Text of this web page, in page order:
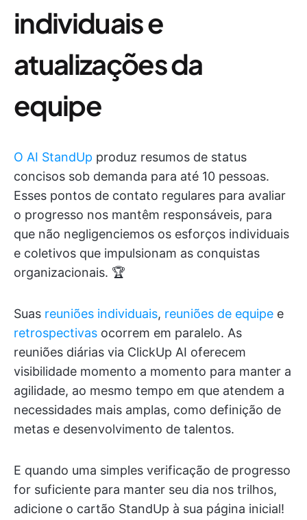
individuais e
atualizações da
equipe
O AI StandUp produz resumos de status
concisos sob demanda para até 10 pessoas.
Esses pontos de contato regulares para avaliar
o progresso nos mantêm responsáveis, para
que não negligenciemos os esforços individuais
e coletivos que impulsionam as conquistas
organizacionais. 🏆
Suas reuniões individuais, reuniões de equipe e
retrospectivas ocorrem em paralelo. As
reuniões diárias via ClickUp AI oferecem
visibilidade momento a momento para manter a
agilidade, ao mesmo tempo em que atendem a
necessidades mais amplas, como definição de
metas e desenvolvimento de talentos.
E quando uma simples verificação de progresso
for suficiente para manter seu dia nos trilhos,
adicione o cartão StandUp à sua página inicial!